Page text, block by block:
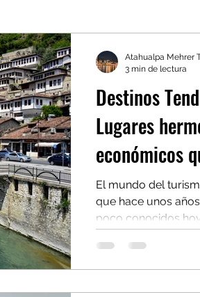
Destinos
Lugares
económicos
El mundo del
que hace unos
poco conocidos
significa
descubrir aquellos
Atahualpa Mehrer
3 min de lectura